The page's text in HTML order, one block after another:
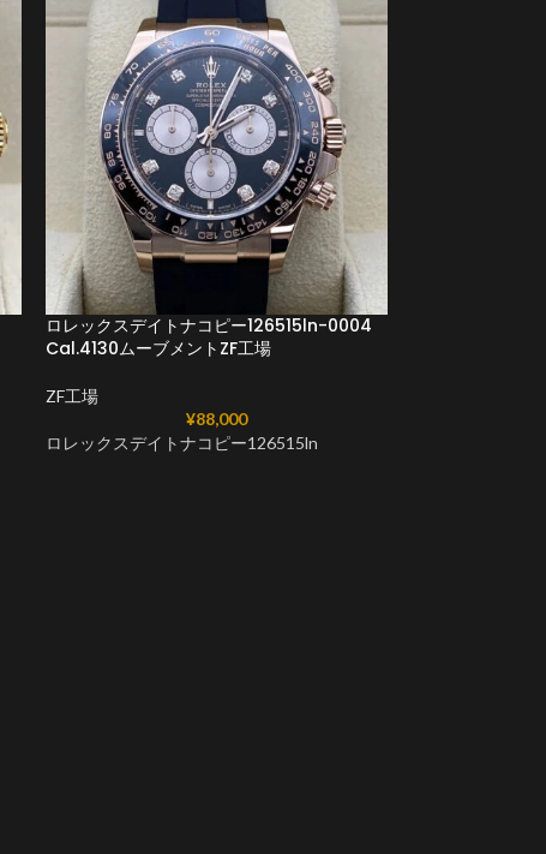
ロレックスデイトナコピー126515ln-0004
Cal.4130ムーブメントZF工場
ZF工場
¥88,000
ロレックスデイトナコピー126515ln